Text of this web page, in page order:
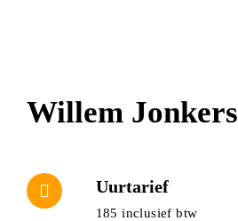
Willem Jonkers
Uurtarief
185 inclusief btw